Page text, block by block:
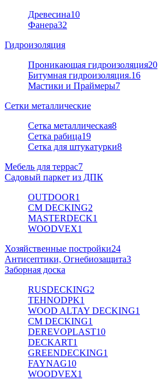
Древесина10
Фанера32
Гидроизоляция
Проникающая гидроизоляция20
Битумная гидроизоляция.16
Мастики и Праймеры7
Сетки металлические
Сетка металлическая8
Сетка рабица19
Сетка для штукатурки8
Мебель для террас7
Садовый паркет из ДПК
OUTDOOR1
CM DECKING2
MASTERDECK1
WOODVEX1
Хозяйственные постройки24
Антисептики, Огнебиозащита3
Заборная доска
RUSDECKING2
TEHNODPK1
WOOD ALTAY DECKING1
CM DECKING1
DEREVOPLAST10
DECKART1
GREENDECKING1
FAYNAG10
WOODVEX1